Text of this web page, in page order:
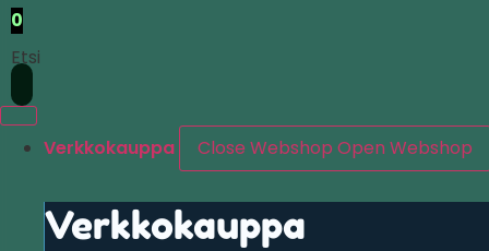
0
Etsi
Verkkokauppa Close Webshop Open Webshop
Verkkokauppa